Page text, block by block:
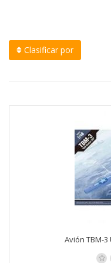
Clasificar por
Avión TBM-3